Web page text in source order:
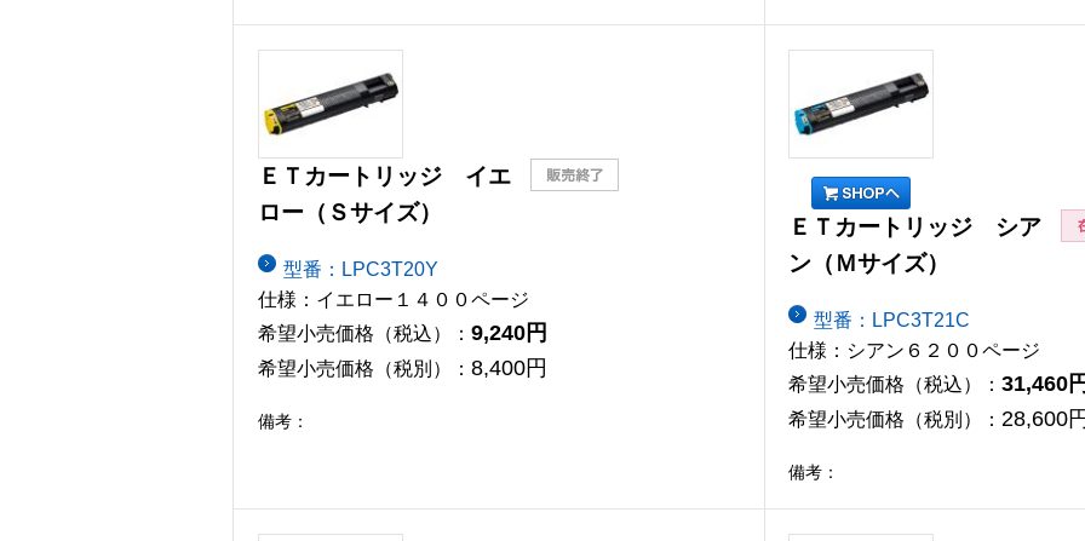
ＥＴカートリッジ イエ
ロー（Ｓサイズ）
型番：LPC3T20Y
仕様：イエロー１４００ページ
希望小売価格（税込）： 9,240円
希望小売価格（税別）： 8,400円
備考：
ＥＴカートリッジ シア
ン（Ｍサイズ）
型番：LPC3T21C
仕様：シアン６２００ページ
希望小売価格（税込）： 31,460
希望小売価格（税別）： 28,600
備考：